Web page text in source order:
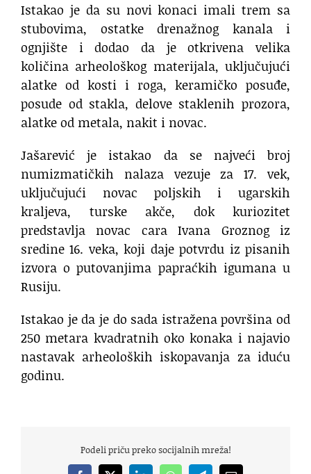
Istakao je da su novi konaci imali trem sa
stubovima, ostatke drenažnog kanala i
ognjište i dodao da je otkrivena velika
količina arheološkog materijala, uključujući
alatke od kosti i roga, keramičko posuđe,
posude od stakla, delove staklenih prozora,
alatke od metala, nakit i novac.
Jašarević je istakao da se najveći broj
numizmatičkih nalaza vezuje za 17. vek,
uključujući novac poljskih i ugarskih
kraljeva, turske akče, dok kuriozitet
predstavlja novac cara Ivana Groznog iz
sredine 16. veka, koji daje potvrdu iz pisanih
izvora o putovanjima papraćkih igumana u
Rusiju.
Istakao je da je do sada istražena površina od
250 metara kvadratnih oko konaka i najavio
nastavak arheoloških iskopavanja za iduću
godinu.
Podeli priču preko socijalnih mreža!